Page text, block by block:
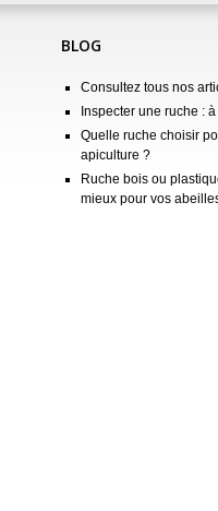
BLOG
Consultez tous nos
Inspecter une ruche :
Quelle ruche choisir
apiculture ?
Ruche bois ou
mieux pour vos